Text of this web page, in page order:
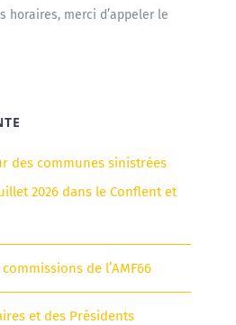
horaires, merci d’appeler le
des communes sinistrées
2026 dans le Conflent et
de l’AMF66
et des Présidents